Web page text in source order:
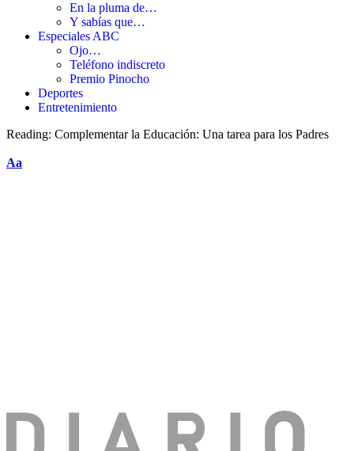
En la pluma de…
Y sabías que…
Especiales ABC
Ojo…
Teléfono indiscreto
Premio Pinocho
Deportes
Entretenimiento
Reading: Complementar la Educación: Una tarea para los Padres
Aa